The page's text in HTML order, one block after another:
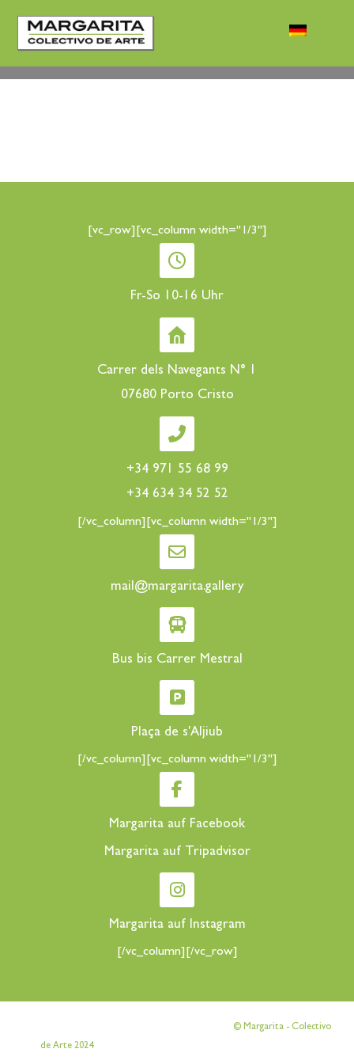
[vc_row][vc_column width="1/3"]
Fr-So 10-16 Uhr
Carrer dels Navegants N° 1
07680 Porto Cristo
+34 971 55 68 99
+34 634 34 52 52
[/vc_column][vc_column width="1/3"]
mail@margarita.gallery
Bus bis Carrer Mestral
Plaça de s'Aljiub
[/vc_column][vc_column width="1/3"]
Margarita auf Facebook
Margarita auf Tripadvisor
Margarita auf Instagram
[/vc_column][/vc_row]
© Margarita - Colectivo
de Arte 2024[/vc_column_text][/vc_column][/vc_row]